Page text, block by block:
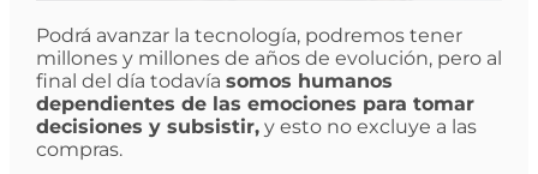
Podrá avanzar la tecnología, podremos tener
millones y millones de años de evolución, pero al
final del día todavía somos humanos
dependientes de las emociones para tomar
decisiones y subsistir,y esto no excluye a las
compras.